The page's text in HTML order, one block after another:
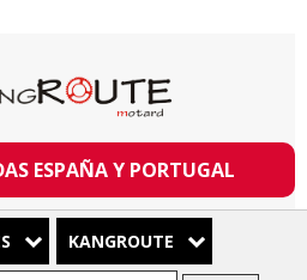
ESPAÑA Y PORTUGAL
KANGROUTE